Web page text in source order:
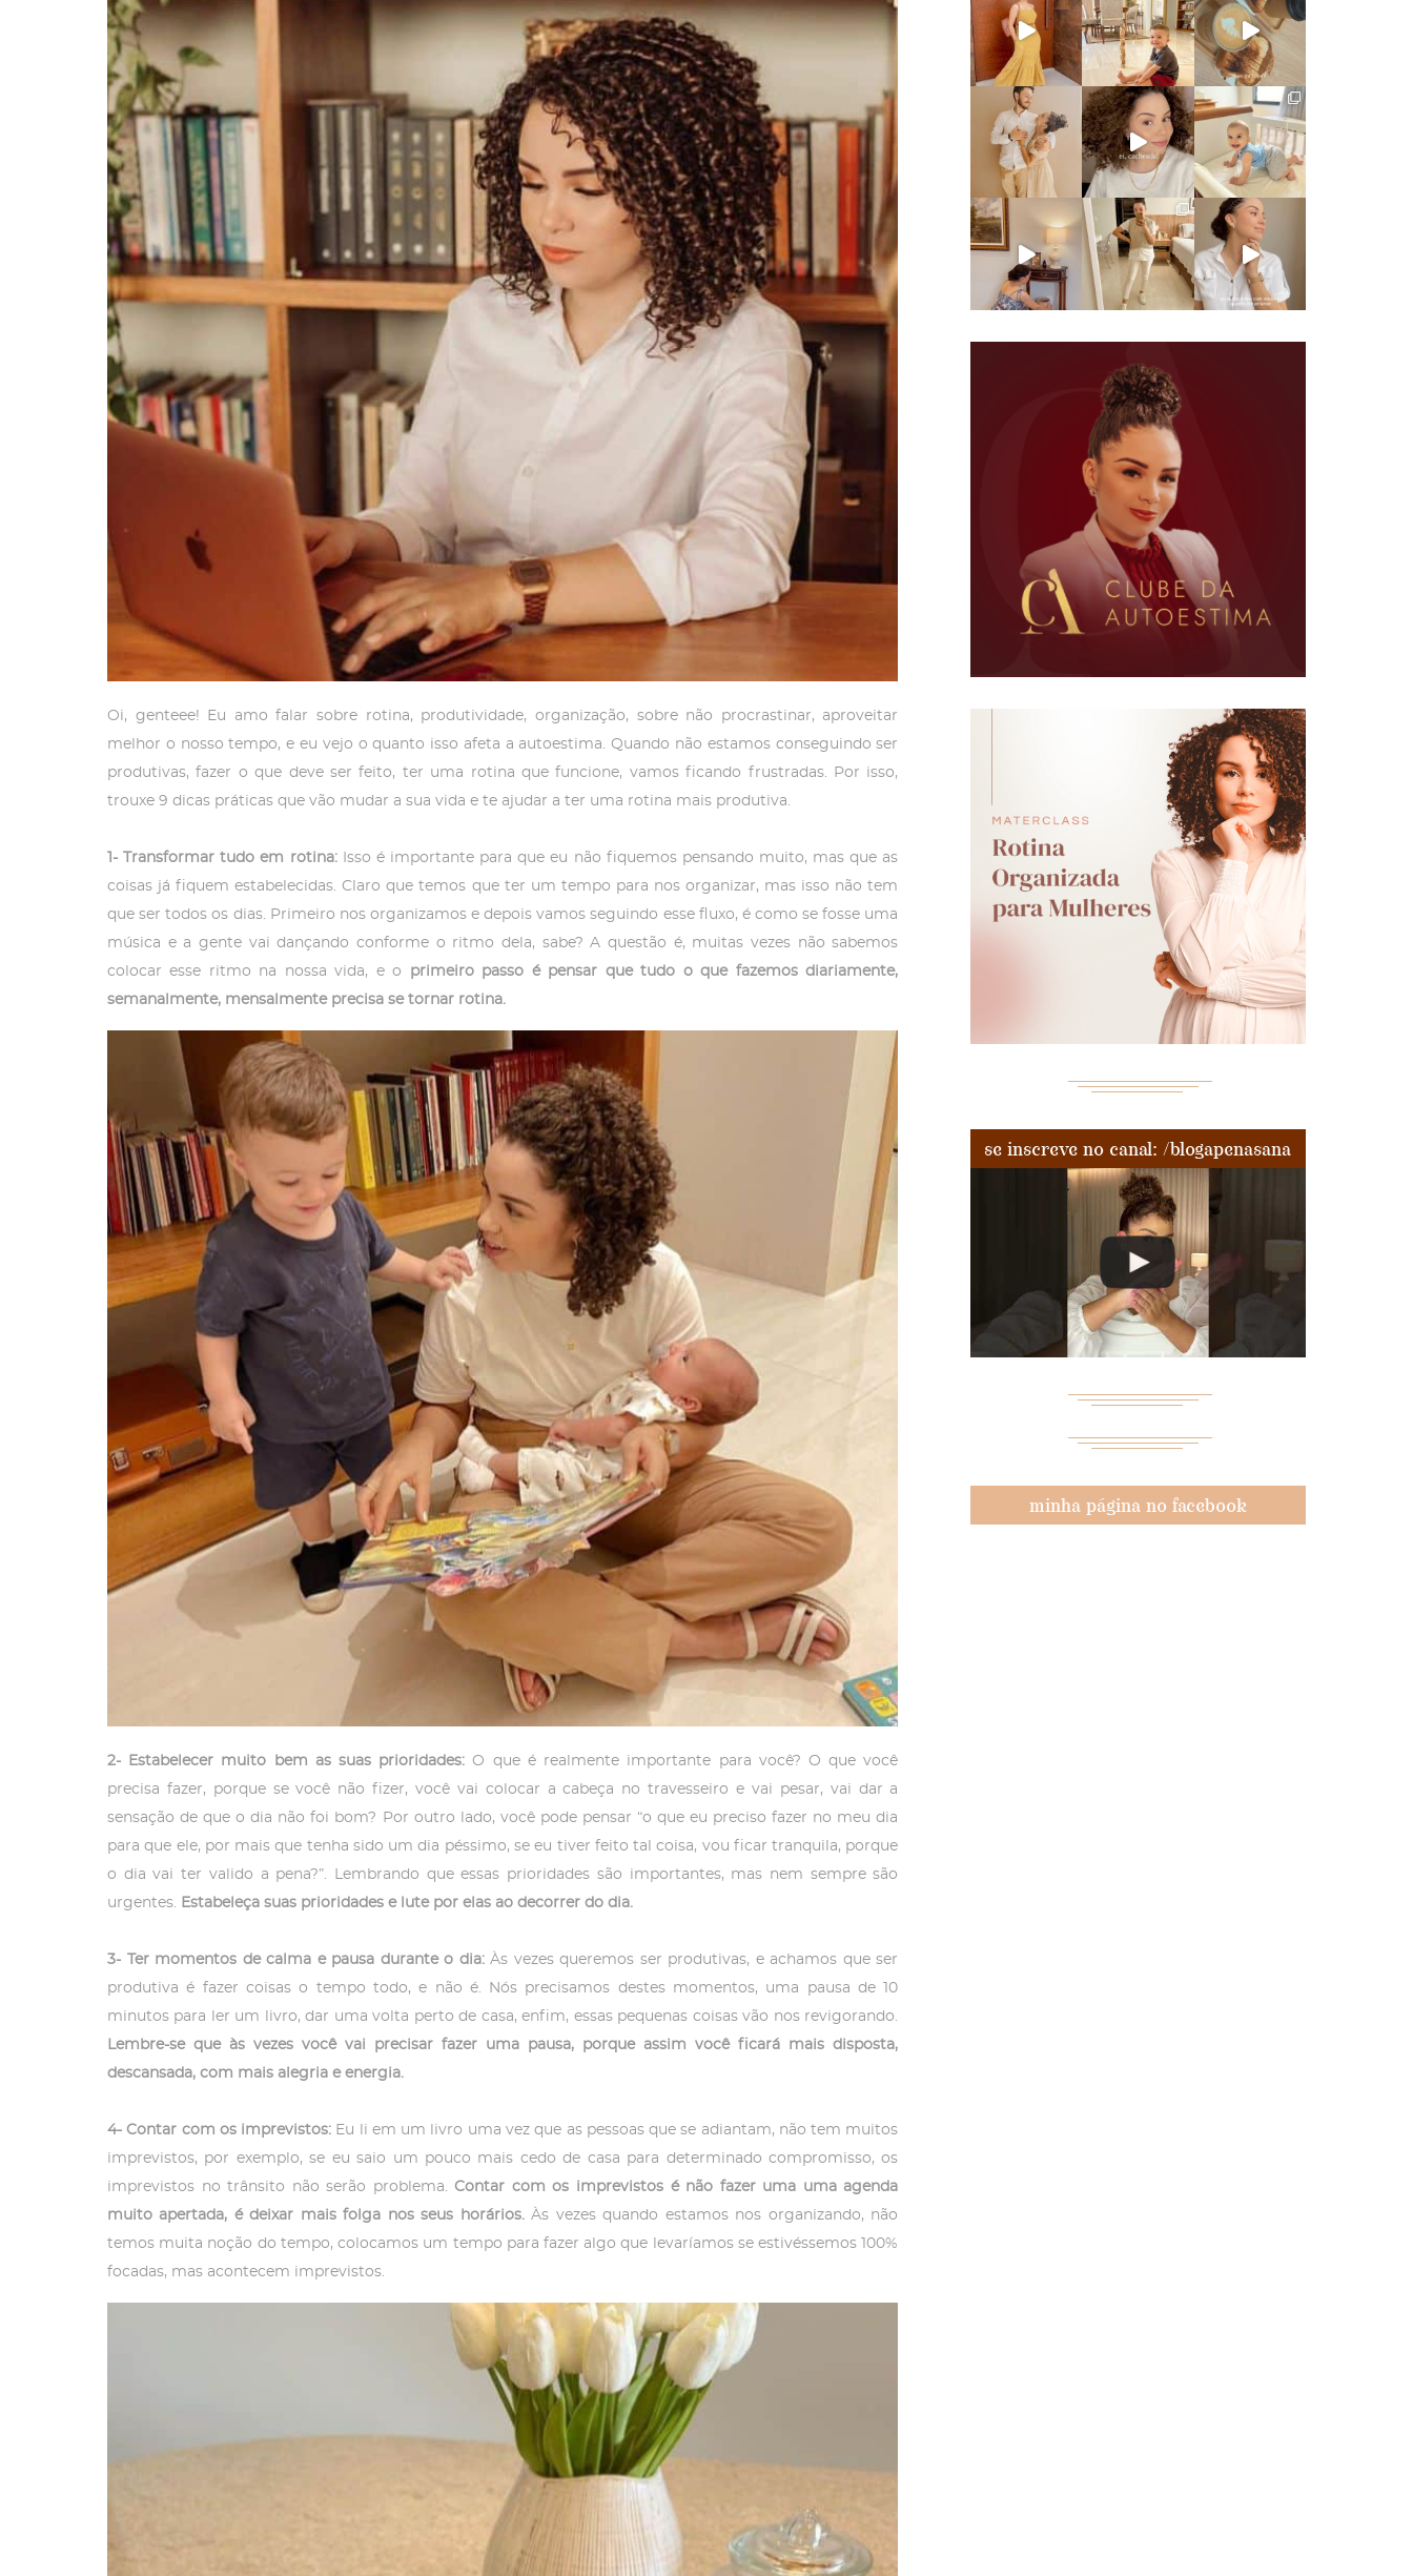
Oi, genteee! Eu amo falar sobre rotina, produtividade, organização, sobre não procrastinar, aproveitar
melhor o nosso tempo, e eu vejo o quanto isso afeta a autoestima. Quando não estamos conseguindo ser
produtivas, fazer o que deve ser feito, ter uma rotina que funcione, vamos ficando frustradas. Por isso,
trouxe 9 dicas práticas que vão mudar a sua vida e te ajudar a ter uma rotina mais produtiva.
1- Transformar tudo em rotina:
Isso é importante para que eu não fiquemos pensando muito, mas que as
coisas já fiquem estabelecidas. Claro que temos que ter um tempo para nos organizar, mas isso não tem
que ser todos os dias. Primeiro nos organizamos e depois vamos seguindo esse fluxo, é como se fosse uma
música e a gente vai dançando conforme o ritmo dela, sabe? A questão é, muitas vezes não sabemos
colocar esse ritmo na nossa vida, e o primeiro passo é pensar que tudo o que fazemos diariamente,
semanalmente, mensalmente precisa se tornar rotina.
2- Estabelecer muito bem as suas prioridades: O que é realmente importante para você? O que você
precisa fazer, porque se você não fizer, você vai colocar a cabeça no travesseiro e vai pesar, vai dar a
sensação de que o dia não foi bom? Por outro lado, você pode pensar “o que eu preciso fazer no meu dia
para que ele, por mais que tenha sido um dia péssimo, se eu tiver feito tal coisa, vou ficar tranquila, porque
o dia vai ter valido a pena?”. Lembrando que essas prioridades são importantes, mas nem sempre são
urgentes. Estabeleça suas prioridades e lute por elas ao decorrer do dia.
3- Ter momentos de calma e pausa durante o dia:Às vezes queremos ser produtivas, e achamos que ser
produtiva é fazer coisas o tempo todo, e não é. Nós precisamos destes momentos, uma pausa de 10
minutos para ler um livro, dar uma volta perto de casa, enfim, essas pequenas coisas vão nos revigorando.
Lembre-se que às vezes você vai precisar fazer uma pausa, porque assim você ficará mais disposta,
descansada, com mais alegria e energia.
4- Contar com os imprevistos: Eu li em um livro uma vez que as pessoas que se adiantam, não tem muitos
imprevistos, por exemplo, se eu saio um pouco mais cedo de casa para determinado compromisso, os
imprevistos no trânsito não serão problema.Contar com os imprevistos é não fazer uma uma agenda
muito apertada, é deixar mais folga nos seus horários.Às vezes quando estamos nos organizando, não
temos muita noção do tempo, colocamos um tempo para fazer algo que levaríamos se estivéssemos 100%
focadas, mas acontecem imprevistos.
se inscreve no canal: /blogapenasana
minha página no facebook